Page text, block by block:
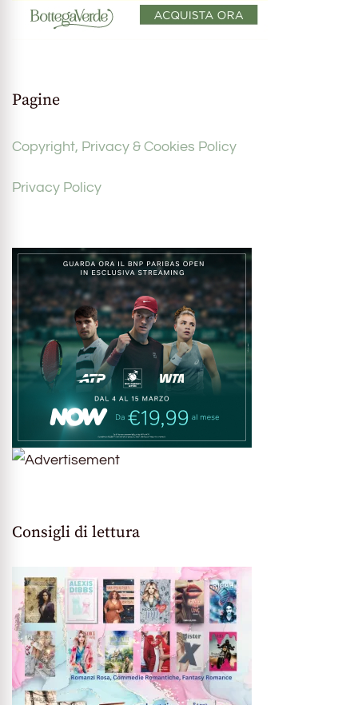
Pagine
Copyright, Privacy & Cookies Policy
Privacy Policy
Consigli di lettura